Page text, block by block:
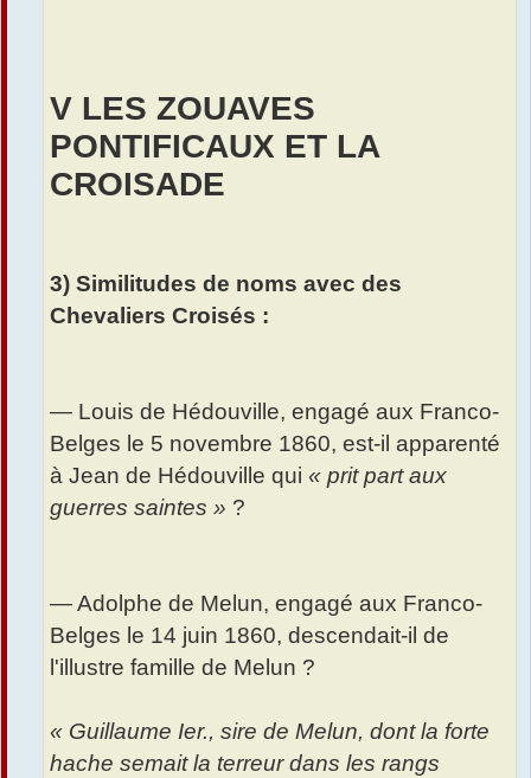
V LES ZOUAVES
PONTIFICAUX ET LA
CROISADE
3) Similitudes de noms avec des
Chevaliers Croisés :
— Louis de Hédouville, engagé aux Franco-
Belges le 5 novembre 1860, est-il apparenté
à Jean de Hédouville qui « prit part aux
guerres saintes » ?
— Adolphe de Melun, engagé aux Franco-
Belges le 14 juin 1860, descendait-il de
l'illustre famille de Melun ?
« Guillaume Ier., sire de Melun, dont la forte
hache semait la terreur dans les rangs